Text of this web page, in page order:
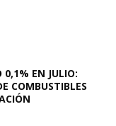
0,1% EN JULIO:
COMBUSTIBLES